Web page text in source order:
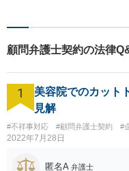
いま
持っ
一度
顧問弁護士契約の法律
1
美容院でのカット
見解
#不祥事対応 #顧問弁護士契約 #
2022年7月28日
匿名A 弁護士